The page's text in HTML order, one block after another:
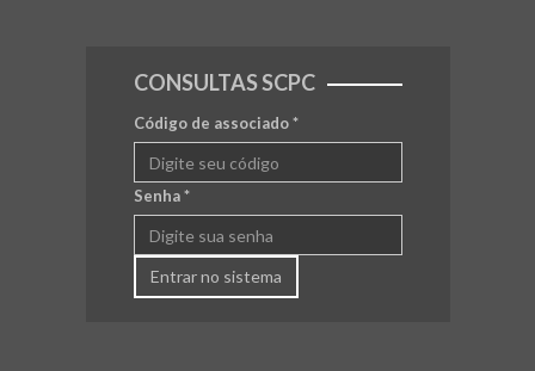
CONSULTAS SCPC
Código de associado*
Senha*
Entrar no sistema